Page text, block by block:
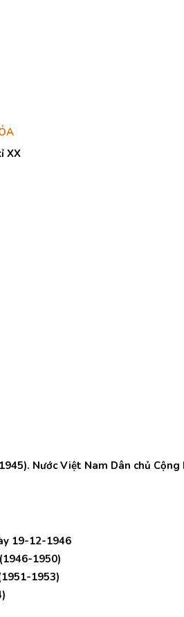
XX
Nước Việt Nam Dân chủ Cộng
19-12-1946
1950)
1953)